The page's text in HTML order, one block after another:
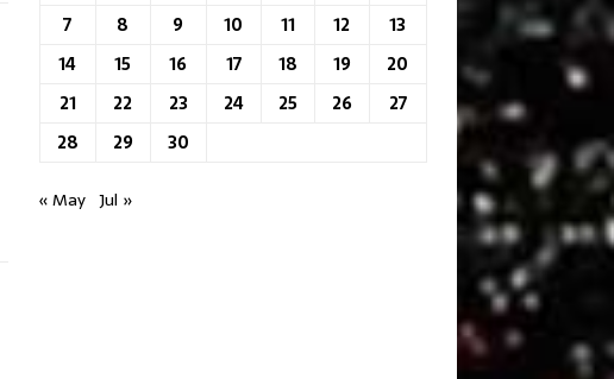
7
8 9 10 11 12
13
14
15 16 17 18 19
20
21
22 23 24 25 26
27
28
29 30
« May Jul »